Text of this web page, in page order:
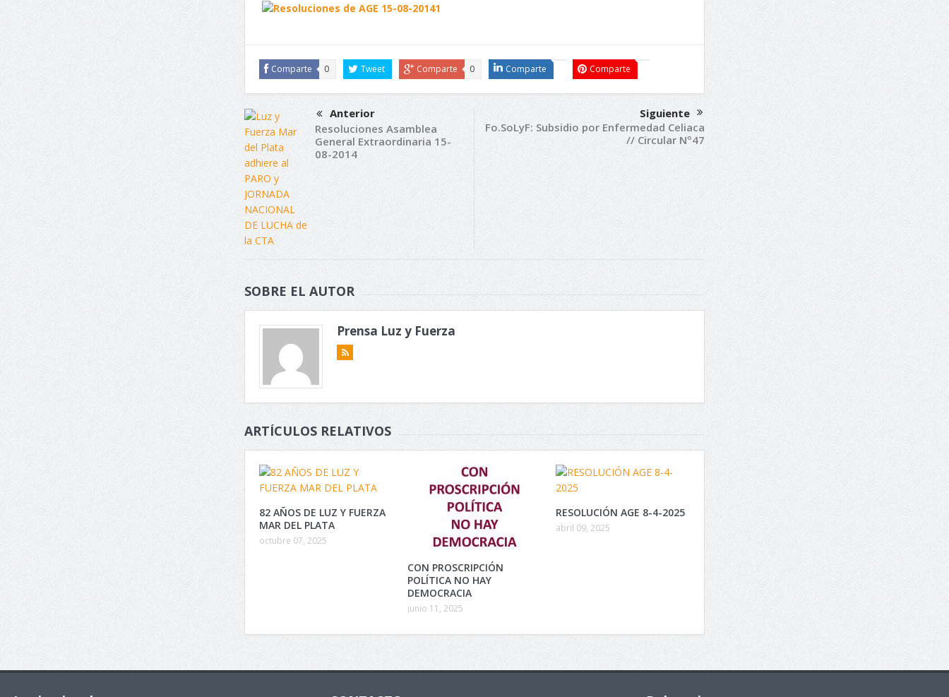
Comparte 0 Tweet Comparte 0 Comparte Comparte
Anterior
Resoluciones Asamblea
General Extraordinaria 15-
08-2014
Siguiente
Fo.SoLyF: Subsidio por Enfermedad Celiaca
// Circular Nº47
SOBRE EL AUTOR
Prensa Luz y Fuerza
ARTÍCULOS RELATIVOS
82 AÑOS DE LUZ Y FUERZA
MAR DEL PLATA
octubre 07, 2025
CON PROSCRIPCIÓN
POLÍTICA NO HAY
DEMOCRACIA
junio 11, 2025
RESOLUCIÓN AGE 8-4-2025
abril 09, 2025